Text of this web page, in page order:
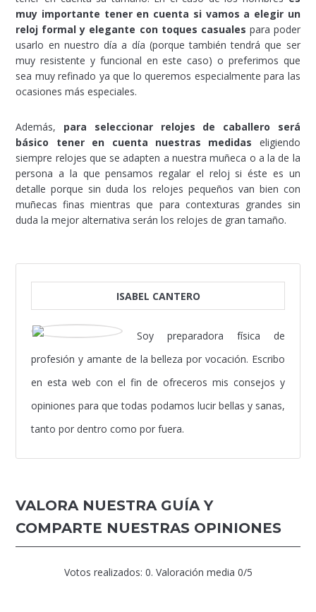
muy importante tener en cuenta si vamos a elegir un
reloj formal y elegante con toques casuales para poder
usarlo en nuestro día a día (porque también tendrá que ser
muy resistente y funcional en este caso) o preferimos que
sea muy refinado ya que lo queremos especialmente para las
ocasiones más especiales.
Además, para seleccionar relojes de caballero será
básico tener en cuenta nuestras medidas eligiendo
siempre relojes que se adapten a nuestra muñeca o a la de la
persona a la que pensamos regalar el reloj si éste es un
detalle porque sin duda los relojes pequeños van bien con
muñecas finas mientras que para contexturas grandes sin
duda la mejor alternativa serán los relojes de gran tamaño.
ISABEL CANTERO
Soy preparadora física de
profesión y amante de la belleza por vocación. Escribo
en esta web con el fin de ofreceros mis consejos y
opiniones para que todas podamos lucir bellas y sanas,
tanto por dentro como por fuera.
VALORA NUESTRA GUÍA Y
COMPARTE NUESTRAS OPINIONES
Votos realizados: 0. Valoración media 0/5